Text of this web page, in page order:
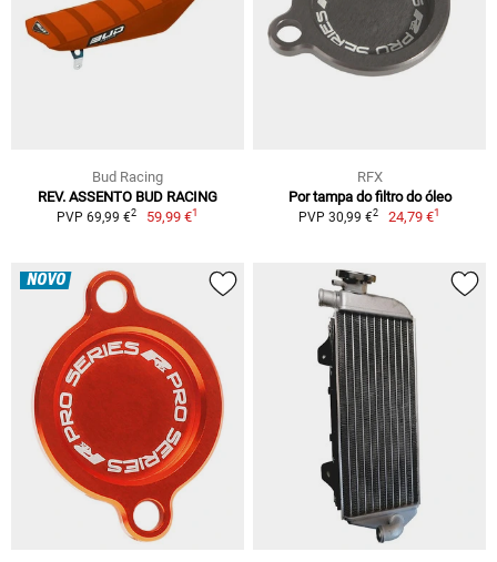
Bud Racing
REV. ASSENTO BUD RACING
PVP 69,99 €2 59,99 €1
RFX
Por tampa do filtro do óleo
PVP 30,99 €2 24,79 €1
NOVO